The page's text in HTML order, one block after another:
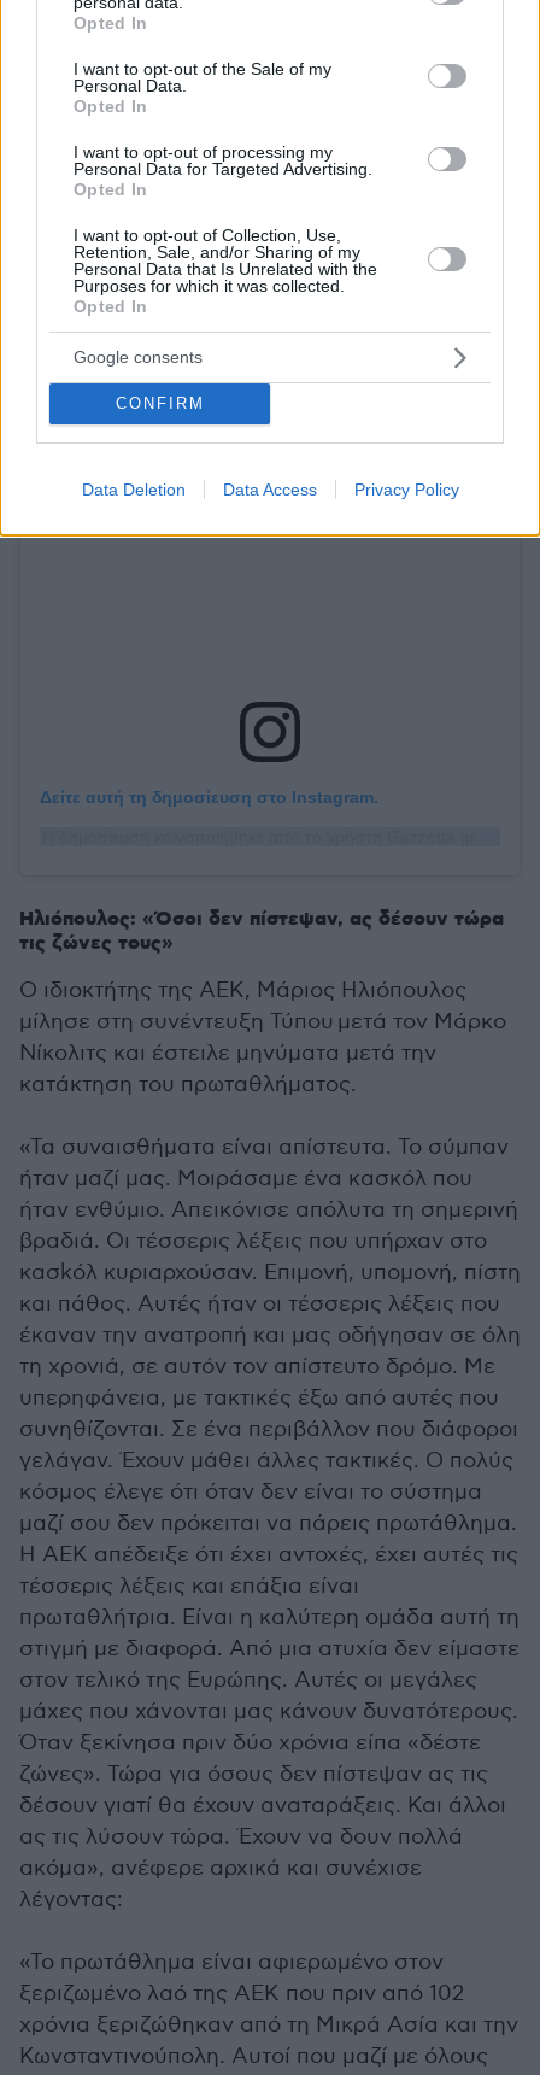
grant or deny consent to Google and its third-party tags to
use your data for below specified purposes in below Google
consent section.
Opted In
I want to opt-out of the Sale of my
Personal Data.
Opted In
I want to opt-out of processing my
Personal Data for Targeted Advertising.
Opted In
I want to opt-out of Collection, Use,
Retention, Sale, and/or Sharing of my
Personal Data that Is Unrelated with the
Purposes for which it was collected.
Opted In
Google consents
CONFIRM
Data Deletion Data Access Privacy Policy
@hokan21
Τρέλα Ηλιόπουλου με ύμνο της ΑΕΚ στην Ζόζεφιν και
συγχαρητήρια από Απέργη #αεκ
#aekara #original21
♬ πρωτότυπος ήχος - KITRINOS PYRETOS
Δείτε αυτή τη δημοσίευση στο Instagram.
Ηλιόπουλος: «Όσοι δεν πίστεψαν, ας δέσουν τώρα
τις ζώνες τους»
Ο ιδιοκτήτης της ΑΕΚ, Μάριος Ηλιόπουλος
μίλησε στη συνέντευξη Τύπου μετά τον Μάρκο
Νίκολιτς και έστειλε μηνύματα μετά την
κατάκτηση του πρωταθλήματος.
«Τα συναισθήματα είναι απίστευτα. Το σύμπαν
ήταν μαζί μας. Μοιράσαμε ένα κασκόλ που
ήταν ενθύμιο. Απεικόνισε απόλυτα τη σημερινή
βραδιά. Οι τέσσερις λέξεις που υπήρχαν στο
κασkόλ κυριαρχούσαν. Επιμονή, υπομονή, πίστη
και πάθος. Αυτές ήταν οι τέσσερις λέξεις που
έκαναν την ανατροπή και μας οδήγησαν σε όλη
τη χρονιά, σε αυτόν τον απίστευτο δρόμο. Με
υπερηφάνεια, με τακτικές έξω από αυτές που
συνηθίζονται. Σε ένα περιβάλλον που διάφοροι
γελάγαν. Έχουν μάθει άλλες τακτικές. Ο πολύς
κόσμος έλεγε ότι όταν δεν είναι το σύστημα
μαζί σου δεν πρόκειται να πάρεις πρωτάθλημα.
Η ΑΕΚ απέδειξε ότι έχει αντοχές, έχει αυτές τις
τέσσερις λέξεις και επάξια είναι
πρωταθλήτρια. Είναι η καλύτερη ομάδα αυτή τη
στιγμή με διαφορά. Από μια ατυχία δεν είμαστε
στον τελικό της Ευρώπης. Αυτές οι μεγάλες
μάχες που χάνονται μας κάνουν δυνατότερους.
Όταν ξεκίνησα πριν δύο χρόνια είπα «δέστε
ζώνες». Τώρα για όσους δεν πίστεψαν ας τις
δέσουν γιατί θα έχουν αναταράξεις. Και άλλοι
ας τις λύσουν τώρα. Έχουν να δουν πολλά
ακόμα», ανέφερε αρχικά και συνέχισε
λέγοντας:
«Το πρωτάθλημα είναι αφιερωμένο στον
ξεριζωμένο λαό της ΑΕΚ που πριν από 102
χρόνια ξεριζώθηκαν από τη Μικρά Ασία και την
Κωνσταντινούπολη. Αυτοί που μαζί με όλους